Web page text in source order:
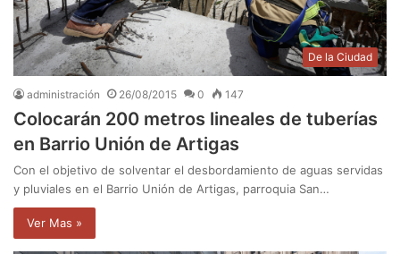
De la Ciudad
administración 26/08/2015 0 147
Colocarán 200 metros lineales de tuberías
en Barrio Unión de Artigas
Con el objetivo de solventar el desbordamiento de aguas servidas
y pluviales en el Barrio Unión de Artigas, parroquia San…
Ver Mas »